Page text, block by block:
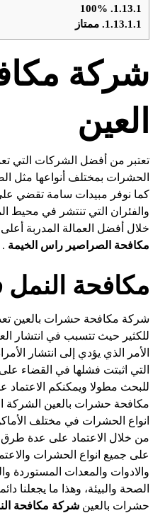
1.13.1.
1.13.1.1. ممتاز
شركة
العين
تعتبر من أفضل الشركات التي
الحشرات بمختلف أنواعها مثل
كما نوفر مبيدات سامة تقضي على
والفئران التي تنتشر في محيط
خلال أفضل العمالة المدربة أعلى
مكافحة الصراصير راس الخيمة .
مكافحة النمل
شركة مكافحة حشرات بالعين
للكثير حيث تتسبب في انتشار
الأمر الذي يؤدي إلى انتشار
التي اثبتت فشلها في القضاء
للبحث مطولا ويمكنكم
مكافحة حشرات بالعين
انواع الحشرات في مختلف
من خلال الاعتماد على عدة
على جميع انواع الحشرات
والادوات والمعدات المستوردة
الصحة والبيئة، وهذا ما يجعلنا
حشرات بالعينشركة مكافحة